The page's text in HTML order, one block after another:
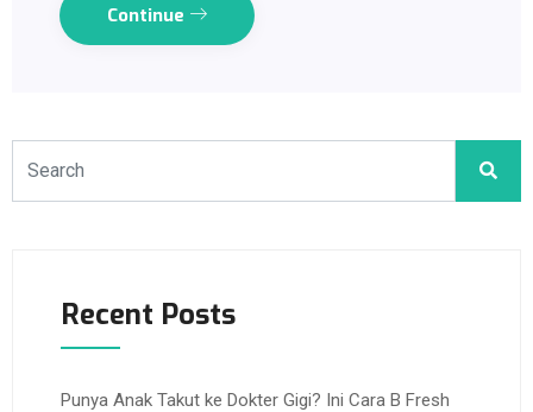
Continue
Recent Posts
Punya Anak Takut ke Dokter Gigi? Ini Cara B Fresh